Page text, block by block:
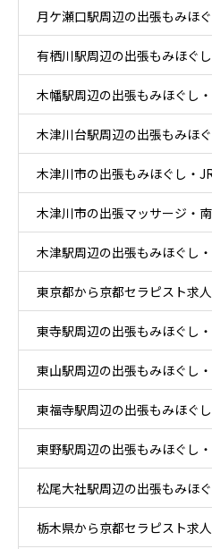
月ケ瀬口駅周辺の出張もみほ
ア
有栖川駅周辺の出張もみほぐ
木幡駅周辺の出張もみほぐし
木津川台駅周辺の出張もみほ
ア
木津川市の出張もみほぐし・
木津川市の出張マッサージ・
木津駅周辺の出張もみほぐし
東京都から京都セラピスト求人
東寺駅周辺の出張もみほぐし
東山駅周辺の出張もみほぐし
東福寺駅周辺の出張もみほぐ
ケア
東野駅周辺の出張もみほぐし
松尾大社駅周辺の出張もみほ
ア
栃木県から京都セラピスト求人